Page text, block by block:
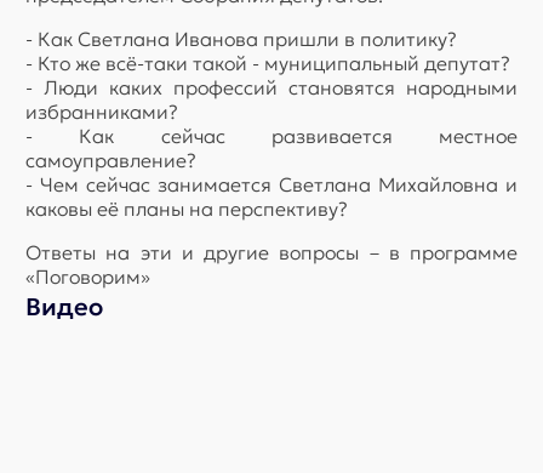
- Как Светлана Иванова пришли в политику?
- Кто же всё-таки такой - муниципальный депутат?
- Люди каких профессий становятся народными
избранниками?
- Как сейчас развивается местное
самоуправление?
- Чем сейчас занимается Светлана Михайловна и
каковы её планы на перспективу?
Ответы на эти и другие вопросы – в программе
«Поговорим»
Видео